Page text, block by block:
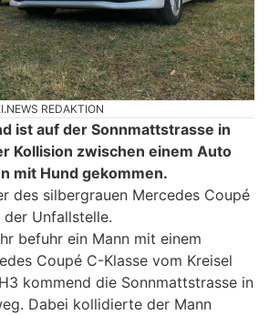
REDAKTION
ist auf der Sonnmattstrasse in
Kollision zwischen einem Auto
mit Hund gekommen.
des silbergrauen Mercedes Coupé
Unfallstelle.
befuhr ein Mann mit einem
Coupé C-Klasse vom Kreisel
kommend die Sonnmattstrasse in
Dabei kollidierte der Mann